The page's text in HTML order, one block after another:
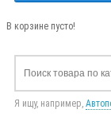
В корзине пусто!
Я ищу, например,